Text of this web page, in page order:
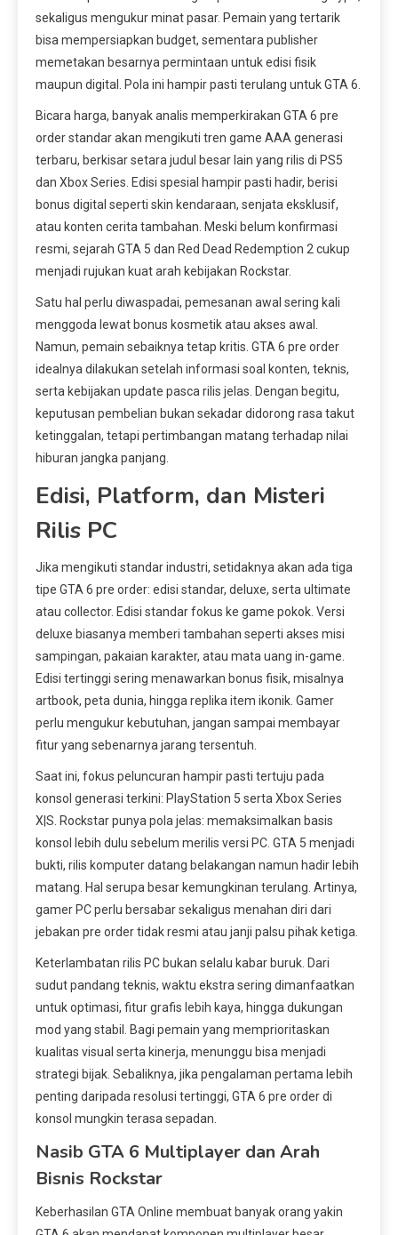
sekaligus mengukur minat pasar. Pemain yang tertarik
bisa mempersiapkan budget, sementara publisher
memetakan besarnya permintaan untuk edisi fisik
maupun digital. Pola ini hampir pasti terulang untuk GTA 6.
Bicara harga, banyak analis memperkirakan GTA 6 pre
order standar akan mengikuti tren game AAA generasi
terbaru, berkisar setara judul besar lain yang rilis di PS5
dan Xbox Series. Edisi spesial hampir pasti hadir, berisi
bonus digital seperti skin kendaraan, senjata eksklusif,
atau konten cerita tambahan. Meski belum konfirmasi
resmi, sejarah GTA 5 dan Red Dead Redemption 2 cukup
menjadi rujukan kuat arah kebijakan Rockstar.
Satu hal perlu diwaspadai, pemesanan awal sering kali
menggoda lewat bonus kosmetik atau akses awal.
Namun, pemain sebaiknya tetap kritis. GTA 6 pre order
idealnya dilakukan setelah informasi soal konten, teknis,
serta kebijakan update pasca rilis jelas. Dengan begitu,
keputusan pembelian bukan sekadar didorong rasa takut
ketinggalan, tetapi pertimbangan matang terhadap nilai
hiburan jangka panjang.
Edisi, Platform, dan Misteri
Rilis PC
Jika mengikuti standar industri, setidaknya akan ada tiga
tipe GTA 6 pre order: edisi standar, deluxe, serta ultimate
atau collector. Edisi standar fokus ke game pokok. Versi
deluxe biasanya memberi tambahan seperti akses misi
sampingan, pakaian karakter, atau mata uang in-game.
Edisi tertinggi sering menawarkan bonus fisik, misalnya
artbook, peta dunia, hingga replika item ikonik. Gamer
perlu mengukur kebutuhan, jangan sampai membayar
fitur yang sebenarnya jarang tersentuh.
Saat ini, fokus peluncuran hampir pasti tertuju pada
konsol generasi terkini: PlayStation 5 serta Xbox Series
X|S. Rockstar punya pola jelas: memaksimalkan basis
konsol lebih dulu sebelum merilis versi PC. GTA 5 menjadi
bukti, rilis komputer datang belakangan namun hadir lebih
matang. Hal serupa besar kemungkinan terulang. Artinya,
gamer PC perlu bersabar sekaligus menahan diri dari
jebakan pre order tidak resmi atau janji palsu pihak ketiga.
Keterlambatan rilis PC bukan selalu kabar buruk. Dari
sudut pandang teknis, waktu ekstra sering dimanfaatkan
untuk optimasi, fitur grafis lebih kaya, hingga dukungan
mod yang stabil. Bagi pemain yang memprioritaskan
kualitas visual serta kinerja, menunggu bisa menjadi
strategi bijak. Sebaliknya, jika pengalaman pertama lebih
penting daripada resolusi tertinggi, GTA 6 pre order di
konsol mungkin terasa sepadan.
Nasib GTA 6 Multiplayer dan Arah
Bisnis Rockstar
Keberhasilan GTA Online membuat banyak orang yakin